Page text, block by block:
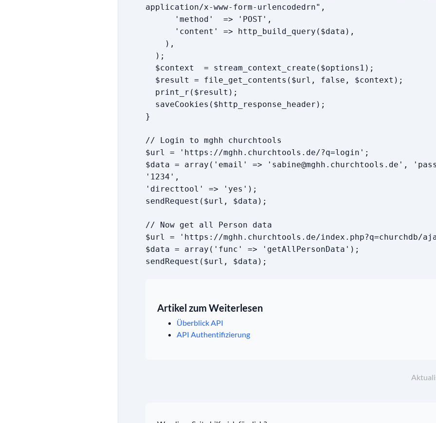
application/x-www-form-urlencodedrn",
'method' => 'POST',
'content' => http_build_query($data),
),
);
$context = stream_context_create($options1);
$result = file_get_contents($url, false, $context);
print_r($result);
saveCookies($http_response_header);
}
// Login to mghh churchtools
$url = 'https://mghh.churchtools.de/?q=login';
$data = array('email' => 'sabine@mghh.churchtools.de',
'1234',
'directtool' => 'yes');
sendRequest($url, $data);
// Now get all Person data
$url = 'https://mghh.churchtools.de/index.php?q=churchdb/
$data = array('func' => 'getAllPersonData');
sendRequest($url, $data);
Artikel zum Weiterlesen
Überblick API
API Authentifizierung